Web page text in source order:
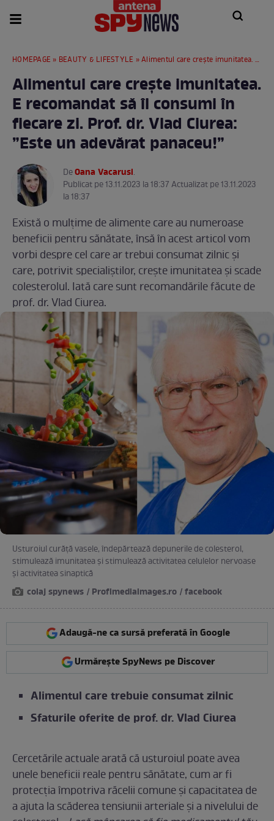
HOMEPAGE » BEAUTY & LIFESTYLE » Alimentul care crește imunitatea. E recomandat să îl consumi în fiecare zi. Prof. dr. Vlad Ciurea: ”Este un adevărat panaceu!”
Alimentul care crește imunitatea.
E recomandat să îl consumi în
fiecare zi. Prof. dr. Vlad Ciurea:
”Este un adevărat panaceu!”
DeOana Vacarusi.
Publicat pe 13.11.2023 la 18:37 Actualizat pe 13.11.2023
la 18:37
Există o mulțime de alimente care au numeroase
beneficii pentru sănătate, însă în acest articol vom
vorbi despre cel care ar trebui consumat zilnic și
care, potrivit specialiștilor, crește imunitatea și scade
colesterolul. Iată care sunt recomandările făcute de
prof. dr. Vlad Ciurea.
Usturoiul curăță vasele, îndepărtează depunerile de colesterol,
stimulează imunitatea și stimulează activitatea celulelor nervoase
și activitatea sinaptică
colaj spynews / Profimediaimages.ro / facebook
Adaugă-ne ca sursă preferată în Google
Urmărește SpyNews pe Discover
Alimentul care trebuie consumat zilnic
Sfaturile oferite de prof. dr. Vlad Ciurea
Cercetările actuale arată că usturoiul poate avea
unele beneficii reale pentru sănătate, cum ar fi
protecția împotriva răcelii comune și capacitatea de
a ajuta la scăderea tensiunii arteriale și a nivelului de